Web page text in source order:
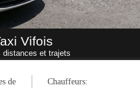
Vifois
distances et trajets
de
Chauffeurs: